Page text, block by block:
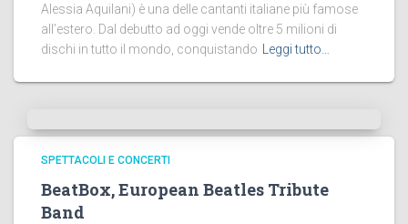
Alessia Aquilani) è una delle cantanti italiane più famose
all’estero. Dal debutto ad oggi vende oltre 5 milioni di
dischi in tutto il mondo, conquistando Leggi tutto…
SPETTACOLI E CONCERTI
BeatBox, European Beatles Tribute
Band